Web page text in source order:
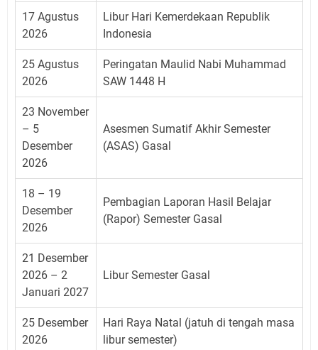
17 Agustus
2026
Libur Hari Kemerdekaan Republik
Indonesia
25 Agustus
2026
Peringatan Maulid Nabi Muhammad
SAW 1448 H
23 November
– 5
Desember
2026
Asesmen Sumatif Akhir Semester
(ASAS) Gasal
18 – 19
Desember
2026
Pembagian Laporan Hasil Belajar
(Rapor) Semester Gasal
21 Desember
2026 – 2
Januari 2027
Libur Semester Gasal
25 Desember
2026
Hari Raya Natal (jatuh di tengah masa
libur semester)